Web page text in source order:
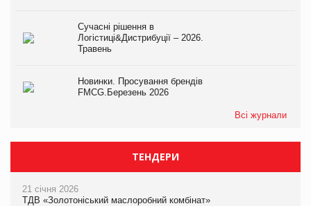
Сучасні рішення в
Логістиці&Дистрибуції – 2026.
Травень
Новинки. Просування брендів
FMCG.Березень 2026
Всі журнали
ТЕНДЕРИ
21 січня 2026
ТДВ «Золотоніський маслоробний комбінат»